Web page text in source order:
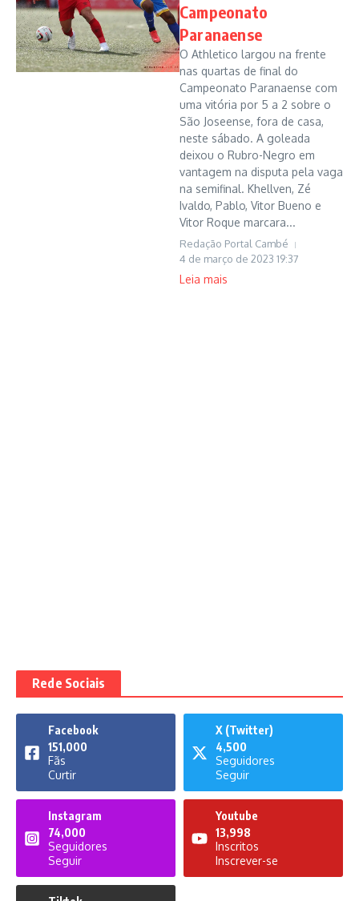
Campeonato
Paranaense
O Athletico largou na frente
nas quartas de final do
Campeonato Paranaense com
uma vitória por 5 a 2 sobre o
São Joseense, fora de casa,
neste sábado. A goleada
deixou o Rubro-Negro em
vantagem na disputa pela vaga
na semifinal. Khellven, Zé
Ivaldo, Pablo, Vitor Bueno e
Vitor Roque marcara...
Redação Portal Cambé
4 de março de 2023 19:37
Leia mais
Rede Sociais
Facebook
151,000
Fãs
Curtir
X (Twitter)
4,500
Seguidores
Seguir
Instagram
74,000
Seguidores
Seguir
Youtube
13,998
Inscritos
Inscrever-se